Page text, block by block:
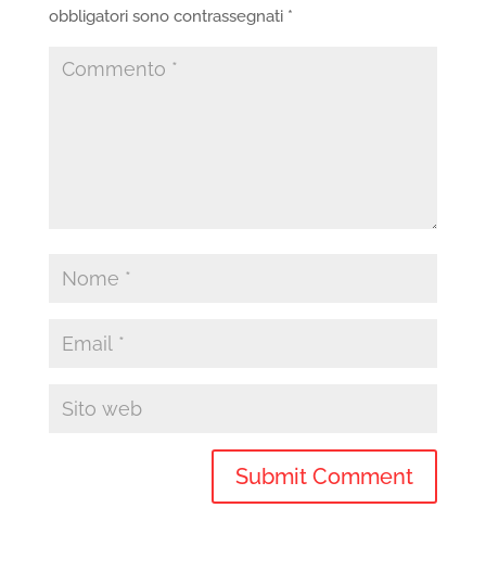
obbligatori sono contrassegnati *